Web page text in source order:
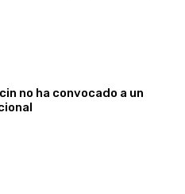
no ha convocado a un